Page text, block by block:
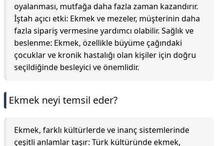
oyalanması, mutfağa daha fazla zaman kazandırır.
İştah açıcı etki: Ekmek ve mezeler, müşterinin daha
fazla sipariş vermesine yardımcı olabilir. Sağlık ve
beslenme: Ekmek, özellikle büyüme çağındaki
çocuklar ve kronik hastalığı olan kişiler için doğru
seçildiğinde besleyici ve önemlidir.
Ekmek neyi temsil eder?
Ekmek, farklı kültürlerde ve inanç sistemlerinde
çeşitli anlamlar taşır: Türk kültüründe ekmek,